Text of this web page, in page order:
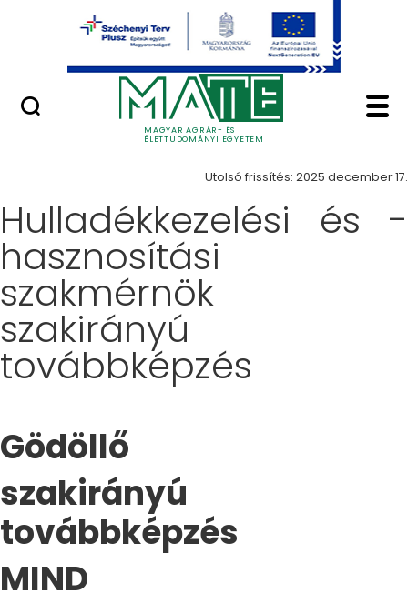
Ugrás a fő tartalomhoz
MAGYAR AGRÁR- ÉS
ÉLETTUDOMÁNYI EGYETEM
Minőségügy
Képzés - Magyar
Képzések
Utolsó frissítés: 2025 december 17.
Hulladékkezelési és -
hasznosítási
szakmérnök
szakirányú
továbbképzés
Gödöllő
szakirányú
továbbképzés
MIND